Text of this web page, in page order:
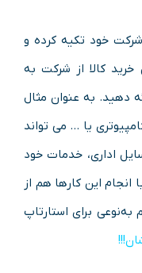
خود تکیه کرده و
کالا از شرکت به
دهید. به‌ عنوان‌ مثال
یا … می تواند
اداری، خدمات خود
انجام این کارها هم از
برای استارتاپ